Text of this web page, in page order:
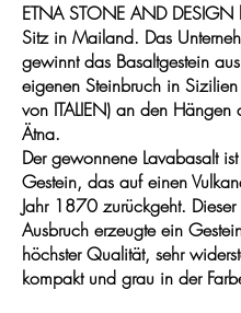
ETNA STONE AND DESIGN
Sitz in Mailand. Das
gewinnt das Basaltgestein
eigenen Steinbruch in
von ITALIEN) an den Hängen
Ätna.
Der gewonnene Lavabasalt
Gestein, das auf einen
Jahr 1870 zurückgeht. Dieser
Ausbruch erzeugte ein
höchster Qualität, sehr
kompakt und grau in der